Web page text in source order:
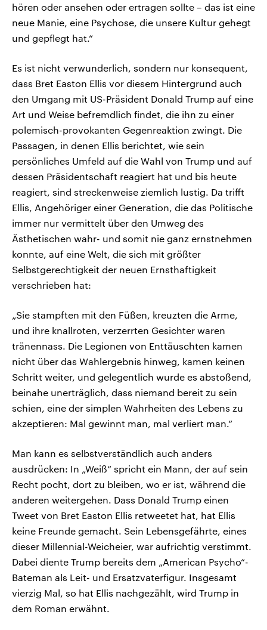
hören oder ansehen oder ertragen sollte – das ist eine
neue Manie, eine Psychose, die unsere Kultur gehegt
und gepflegt hat.“
Es ist nicht verwunderlich, sondern nur konsequent,
dass Bret Easton Ellis vor diesem Hintergrund auch
den Umgang mit US-Präsident Donald Trump auf eine
Art und Weise befremdlich findet, die ihn zu einer
polemisch-provokanten Gegenreaktion zwingt. Die
Passagen, in denen Ellis berichtet, wie sein
persönliches Umfeld auf die Wahl von Trump und auf
dessen Präsidentschaft reagiert hat und bis heute
reagiert, sind streckenweise ziemlich lustig. Da trifft
Ellis, Angehöriger einer Generation, die das Politische
immer nur vermittelt über den Umweg des
Ästhetischen wahr- und somit nie ganz ernstnehmen
konnte, auf eine Welt, die sich mit größter
Selbstgerechtigkeit der neuen Ernsthaftigkeit
verschrieben hat:
„Sie stampften mit den Füßen, kreuzten die Arme,
und ihre knallroten, verzerrten Gesichter waren
tränennass. Die Legionen von Enttäuschten kamen
nicht über das Wahlergebnis hinweg, kamen keinen
Schritt weiter, und gelegentlich wurde es abstoßend,
beinahe unerträglich, dass niemand bereit zu sein
schien, eine der simplen Wahrheiten des Lebens zu
akzeptieren: Mal gewinnt man, mal verliert man.“
Man kann es selbstverständlich auch anders
ausdrücken: In „Weiß“ spricht ein Mann, der auf sein
Recht pocht, dort zu bleiben, wo er ist, während die
anderen weitergehen. Dass Donald Trump einen
Tweet von Bret Easton Ellis retweetet hat, hat Ellis
keine Freunde gemacht. Sein Lebensgefährte, eines
dieser Millennial-Weicheier, war aufrichtig verstimmt.
Dabei diente Trump bereits dem „American Psycho“-
Bateman als Leit- und Ersatzvaterfigur. Insgesamt
vierzig Mal, so hat Ellis nachgezählt, wird Trump in
dem Roman erwähnt.